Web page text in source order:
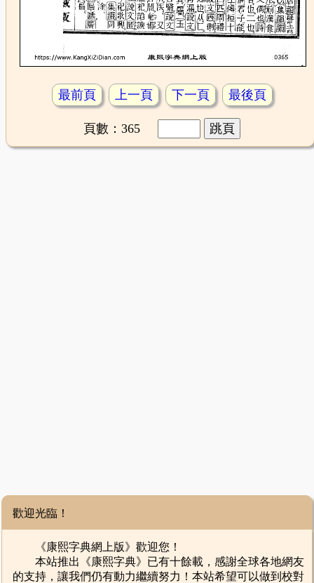
最前頁 上一頁 下一頁 最後頁
頁數：365
歡迎光臨！
《康熙字典網上版》歡迎您！
本站推出《康熙字典》已有十餘載，感謝全球各地網友
的支持，讓我們仍有動力繼續努力！本站希望可以做到校對